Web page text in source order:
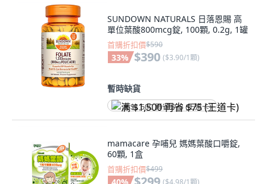
SUNDOWN NATURALS 日落恩賜 高
單位葉酸800mcg錠, 100顆, 0.2g, 1罐
首購折扣價$590
33% $390 ($3.90/1顆)
暫時缺貨
满 $1,500 再省 $75 (王道卡)
mamacare 孕哺兒 媽媽葉酸口嚼錠,
60顆, 1盒
首購折扣價$499
($4.98/1顆)